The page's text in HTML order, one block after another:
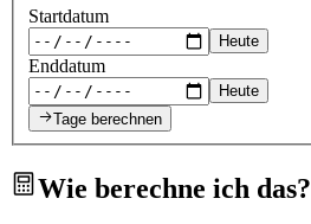
Startdatum
Heute
Enddatum
Heute
Tage berechnen
Wie berechne ich das?